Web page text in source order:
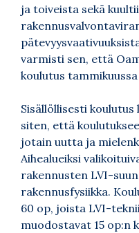
ja toiveista sekä
varmisti sen, että
koulutus
Sisällöllisesti
siten, että
jotain uutta ja
Aihealueiksi
rakennusten LVI-
rakennusfysiikka.
60 op, joista LVI-
muodostavat 15 op:n